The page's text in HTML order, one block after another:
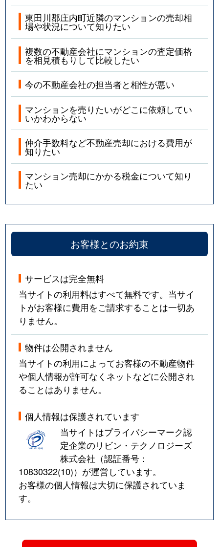
東田川郡庄内町近隣のマンションの売却相
場や状況について知りたい
複数の不動産会社にマンションの査定価格
を相見積もりして比較したい
今の不動産会社の担当者と相性が悪い
マンションを売りたいがどこに依頼してい
いかわからない
仲介手数料など不動産売却における費用が
知りたい
マンション売却にかかる税金について知り
たい
お客様とのお約束
サービスは完全無料
当サイトの利用料はすべて無料です。当サイ
トがお客様に費用をご請求することは一切あ
りません。
物件は公開されません
当サイトの利用によってお客様の不動産物件
や個人情報が許可なくネットなどに公開され
ることはありません。
個人情報は保護されています
当サイトはプライバシーマーク認
定企業のリビン・テクノロジーズ
株式会社（認証番号：
10830322(10)）が運営しています。
お客様の個人情報は大切に保護されていま
す。